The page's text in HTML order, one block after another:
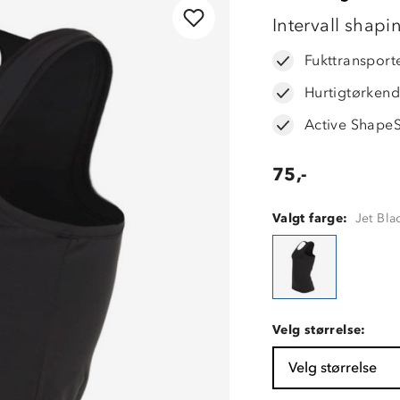
Intervall
Active
75,-
Valgt farge: Jet
Velg størrelse:
Velg størrelse